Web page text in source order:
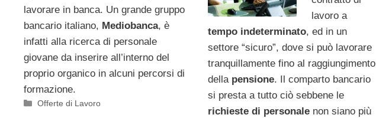
lavorare in banca. Un grande gruppo
bancario italiano, Mediobanca, è
infatti alla ricerca di personale
giovane da inserire all’interno del
proprio organico in alcuni percorsi di
formazione.
Categorie
Offerte di Lavoro
lavoro a
tempo indeterminato, ed in un
settore “sicuro”, dove si può lavorare
tranquillamente fino al raggiungimento
della pensione. Il comparto bancario
si presta a tutto ciò sebbene le
richieste di personale non siano più